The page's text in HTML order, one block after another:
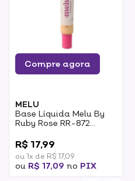
Compre agora
MELU
Base Líquida Melu By
Ruby Rose RR-872
25g
R$ 17,99
ou 1x de R$ 17,09
ou R$ 17,09 no PIX